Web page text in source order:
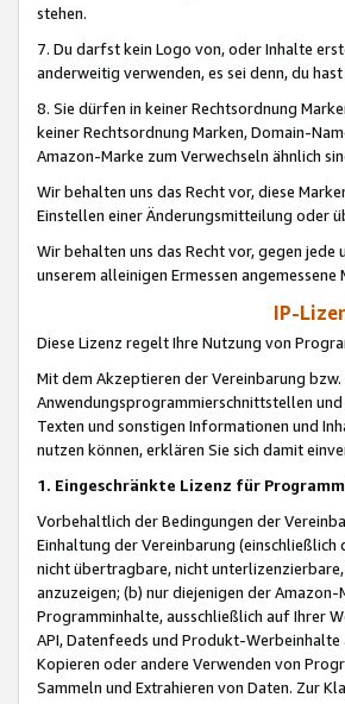
stehen.
7. Du darfst kein Logo von, oder Inhalte
anderweitig verwenden, es sei denn, du
8. Sie dürfen in keiner Rechtsordnung
keiner Rechtsordnung Marken, Domain-
Amazon-Marke zum Verwechseln ähnlich
Wir behalten uns das Recht vor, diese
Einstellen einer Änderungsmitteilung oder
Wir behalten uns das Recht vor, gegen
unserem alleinigen Ermessen
IP-
Diese Lizenz regelt Ihre Nutzung von
Mit dem Akzeptieren der Vereinbarung
Anwendungsprogrammierschnittstellen und
Texten und sonstigen Informationen und
nutzen können, erklären Sie sich damit
1. Eingeschränkte Lizenz für
Vorbehaltlich der Bedingungen der
Einhaltung der Vereinbarung
nicht übertragbare, nicht
anzuzeigen; (b) nur diejenigen der
Programminhalte, ausschließlich auf Ihrer
API, Datenfeeds und Produkt-
Kopieren oder andere Verwenden von
Sammeln und Extrahieren von Daten. Zur